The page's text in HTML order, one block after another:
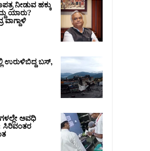
ನೀಡುವ ಹಕ್ಕು
ಯಾರು?
ಉರುಳಿಬಿದ್ದ ಬಸ್‌,
ಅವಧಿ
ಸಿರಿವಂತರ